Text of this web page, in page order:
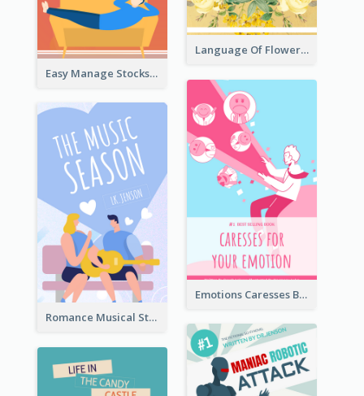
Easy Manage Stocks Book Cover Design
Language Of Flowers Book Cover
Emotions Caresses Book Cover
Romance Musical Story Book Cover